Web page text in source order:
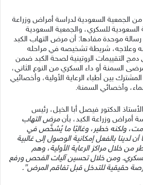
الجمعية السعودية لدراسة أمراض وزراعة
السعودية للسكري، والجمعية السعودية
موحدة مفادها: أن مرض التهاب الكبد
وعلاجه، شريطة تشخيصه في مراحله
دمج التقييمات الروتينية لصحة الكبد ضمن
السمنة أو داء السكري من النوع الثاني،
بين أطباء الرعاية الأولية، وأخصائيي
وأخصائي السمنة.
الدكتور فيصل أبا الخيل، رئيس
أمراض وزراعة الكبد، بأنمرض التهاب
ولكنه خطير، وغالبًا ما يُشخَّص في
أن لدينا بالفعل إمكانية الوصول إلى غالبية
من خلال مراكز الرعاية الأولية، وهم
ومن خلال تحسين آليات الفحص ورفع
حقيقية للتدخل قبل تفاقم المرض”.